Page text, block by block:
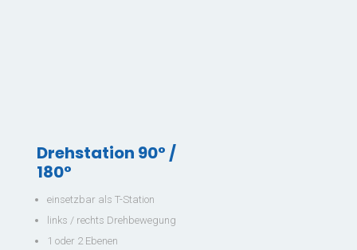
Drehstation 90° /
180°
einsetzbar als T-Station
links / rechts Drehbewegung
1 oder 2 Ebenen